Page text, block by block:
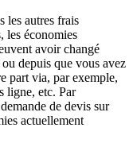
les autres frais
les économies
avoir changé
depuis que vous avez
part via, par exemple,
ligne, etc. Par
de devis sur
actuellement